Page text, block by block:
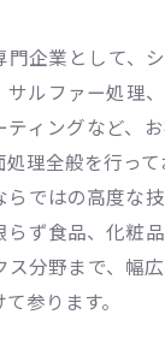
門企業として、
サルファー処理
ティングなど、
理全般を行って
らではの高度な
らず食品、化粧
ス分野まで、幅
参ります。